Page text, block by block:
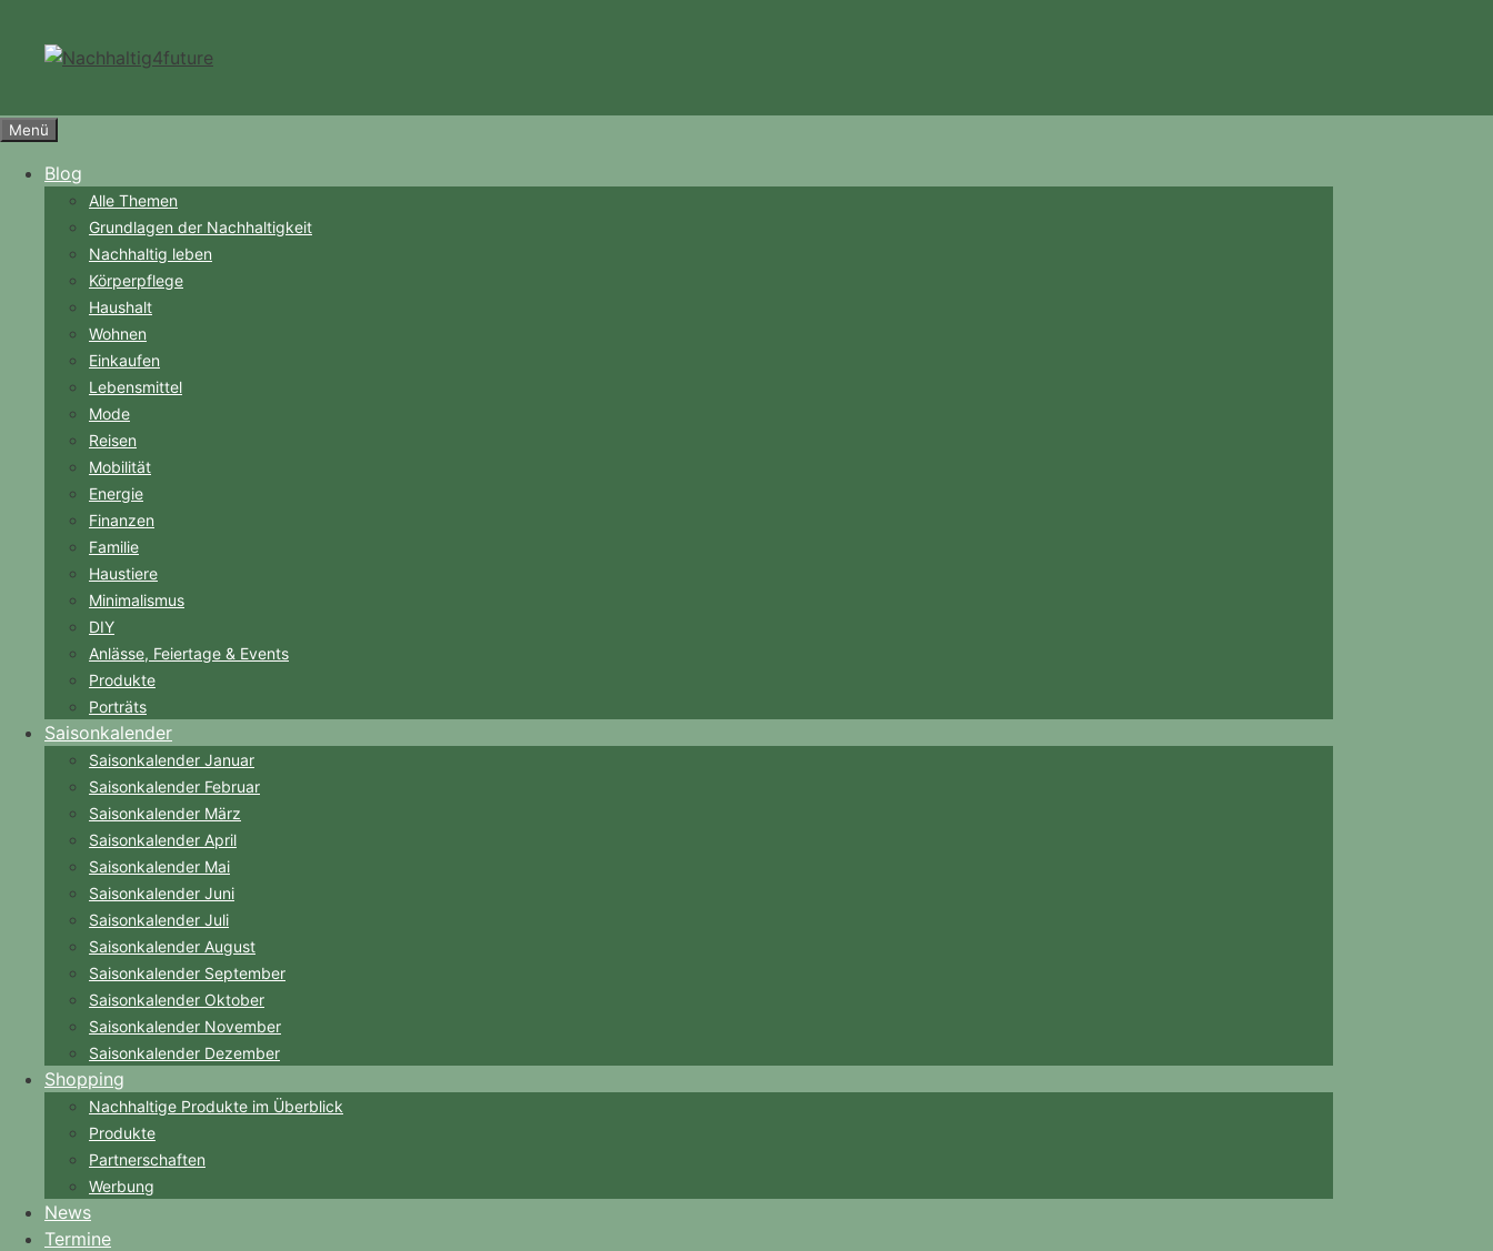
springen
Menü
Blog
Alle Themen
Grundlagen der Nachhaltigkeit
Nachhaltig leben
Körperpflege
Haushalt
Wohnen
Einkaufen
Lebensmittel
Mode
Reisen
Mobilität
Energie
Finanzen
Familie
Haustiere
Minimalismus
DIY
Anlässe, Feiertage & Events
Produkte
Porträts
Saisonkalender
Saisonkalender Januar
Saisonkalender Februar
Saisonkalender März
Saisonkalender April
Saisonkalender Mai
Saisonkalender Juni
Saisonkalender Juli
Saisonkalender August
Saisonkalender September
Saisonkalender Oktober
Saisonkalender November
Saisonkalender Dezember
Shopping
Nachhaltige Produkte im Überblick
Produkte
Partnerschaften
Werbung
News
Termine